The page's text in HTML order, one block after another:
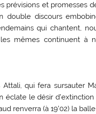
et promesses
double discours
qui chantent,
mêmes continuent
Attali, qui fera sursauter
éclate le désir
renverra (à 19’02) la